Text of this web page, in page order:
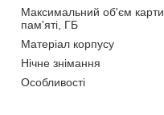
Максимальний об'єм карти
пам'яті, ГБ
Матеріал корпусу
Нічне знімання
Особливості